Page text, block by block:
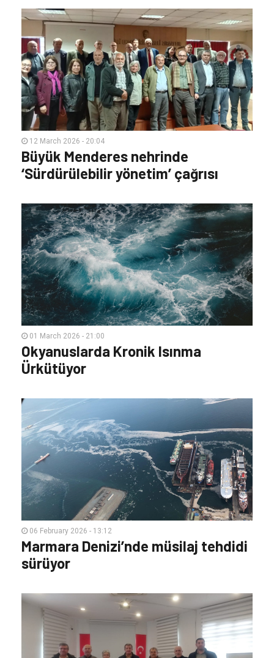
12 March 2026 - 20:04
Büyük Menderes nehrinde
‘Sürdürülebilir yönetim’ çağrısı
01 March 2026 - 21:00
Okyanuslarda Kronik Isınma
Ürkütüyor
06 February 2026 - 13:12
Marmara Denizi’nde müsilaj tehdidi
sürüyor